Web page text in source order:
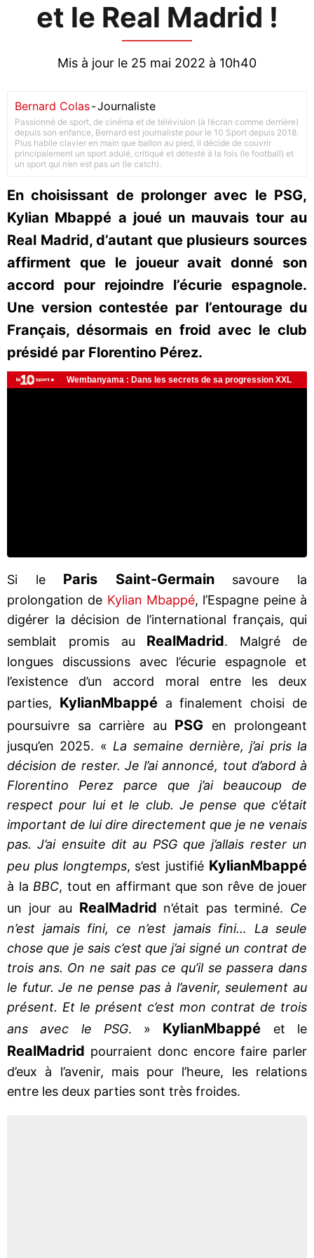
et le Real Madrid !
Mis à jour le 25 mai 2022 à 10h40
Bernard Colas-Journaliste
Passionné de sport, de cinéma et de télévision (à l’écran comme derrière)
depuis son enfance, Bernard est journaliste pour le 10 Sport depuis 2018.
Plus habile clavier en main que ballon au pied, il décide de couvrir
principalement un sport adulé, critiqué et détesté à la fois (le football) et
un sport qui n’en est pas un (le catch).
En choisissant de prolonger avec le PSG,
Kylian Mbappé a joué un mauvais tour au
Real Madrid, d’autant que plusieurs sources
affirment que le joueur avait donné son
accord pour rejoindre l’écurie espagnole.
Une version contestée par l’entourage du
Français, désormais en froid avec le club
présidé par Florentino Pérez.
Si le Paris Saint-Germainsavoure la
prolongation de Kylian Mbappé, l’Espagne peine à
digérer la décision de l’international français, qui
semblait promis au RealMadrid. Malgré de
longues discussions avec l’écurie espagnole et
l’existence d’un accord moral entre les deux
parties, KylianMbappéa finalement choisi de
poursuivre sa carrière au PSG en prolongeant
jusqu’en 2025. « La semaine dernière, j’ai pris la
décision de rester. Je l’ai annoncé, tout d’abord à
Florentino Perez parce que j’ai beaucoup de
respect pour lui et le club. Je pense que c’était
important de lui dire directement que je ne venais
pas. J’ai ensuite dit au PSG que j’allais rester un
peu plus longtemps, s’est justifié KylianMbappé
à la BBC, tout en affirmant que son rêve de jouer
un jour au RealMadrid n’était pas terminé. Ce
n’est jamais fini, ce n’est jamais fini… La seule
chose que je sais c’est que j’ai signé un contrat de
trois ans. On ne sait pas ce qu’il se passera dans
le futur. Je ne pense pas à l’avenir, seulement au
présent. Et le présent c’est mon contrat de trois
ans avec le PSG. » KylianMbappé et le
RealMadrid pourraient donc encore faire parler
d’eux à l’avenir, mais pour l’heure, les relations
entre les deux parties sont très froides.